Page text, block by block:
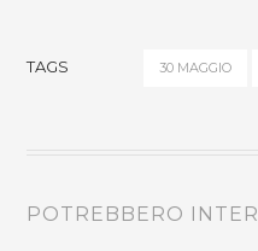
TAGS 30 MAGGIO
POTREBBERO